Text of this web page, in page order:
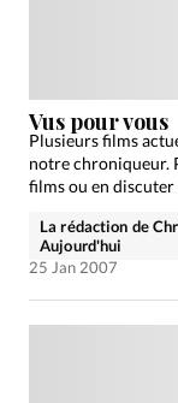
Vus pour vous
Plusieurs films
notre chroniqueur.
films ou en
La rédaction de
Aujourd'hui
25 Jan 2007